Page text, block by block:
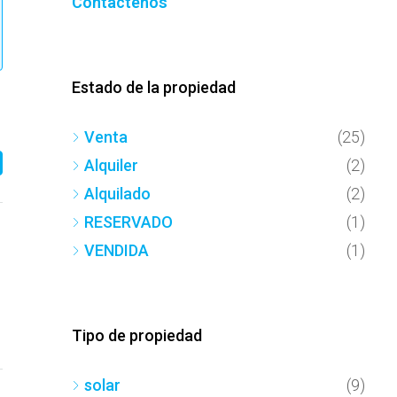
Estado de la propiedad
Venta
(25)
Alquiler
(2)
Alquilado
(2)
RESERVADO
(1)
VENDIDA
(1)
Tipo de propiedad
solar
(9)